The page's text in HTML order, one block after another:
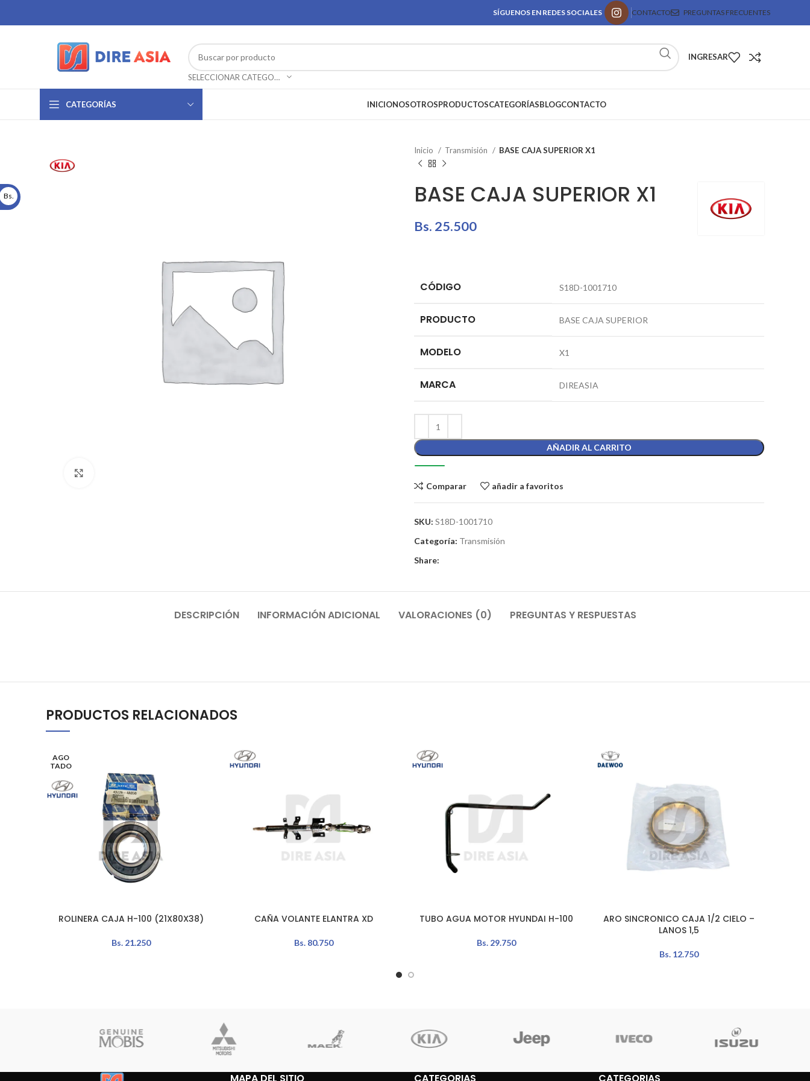
SÍGUENOS EN REDES SOCIALES CONTACTO PREGUNTAS FRECUENTES
SELECCIONAR CATEGORÍA
INGRESAR
CATEGORÍAS INICIONOSOTROSPRODUCTOSCATEGORÍASBLOGCONTACTO
Inicio Transmisión BASE CAJA SUPERIOR X1
BASE CAJA SUPERIOR X1
Bs. 25.500
CÓDIGO S18D-1001710
PRODUCTO BASE CAJA SUPERIOR
MODELO X1
MARCA DIREASIA
AÑADIR AL CARRITO
Comparar añadir a favoritos
SKU: S18D-1001710
Categoría: Transmisión
Share:
DESCRIPCIÓN INFORMACIÓN ADICIONAL VALORACIONES (0) PREGUNTAS Y RESPUESTAS
PRODUCTOS RELACIONADOS
AGO
TADO
LEER MÁS
ROLINERA CAJA H-100 (21X80X38)
Bs. 21.250
AÑADIR AL CARRITO
CAÑA VOLANTE ELANTRA XD
Bs. 80.750
AÑADIR AL CARRITO
TUBO AGUA MOTOR HYUNDAI H-100
Bs. 29.750
AÑADIR AL CARRITO
ARO SINCRONICO CAJA 1/2 CIELO –
LANOS 1,5
Bs. 12.750
Bs.